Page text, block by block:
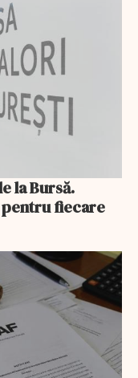
la Bursă.
fiecare